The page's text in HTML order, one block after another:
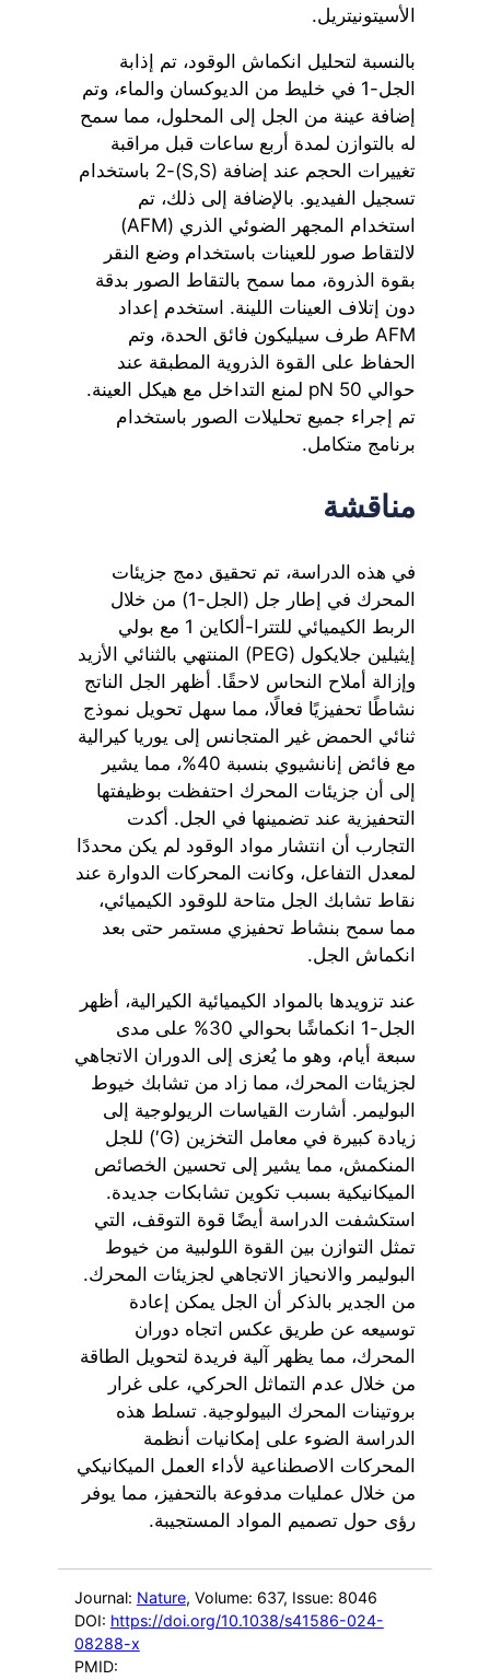
الأسيتونيتريل.
بالنسبة لتحليل انكماش الوقود، تم إذابة
الجل-1 في خليط من الديوكسان والماء، وتم
إضافة عينة من الجل إلى المحلول، مما سمح
له بالتوازن لمدة أربع ساعات قبل مراقبة
تغييرات الحجم عند إضافة (S,S)-2 باستخدام
تسجيل الفيديو. بالإضافة إلى ذلك، تم
استخدام المجهر الضوئي الذري (AFM)
لالتقاط صور للعينات باستخدام وضع النقر
بقوة الذروة، مما سمح بالتقاط الصور بدقة
دون إتلاف العينات اللينة. استخدم إعداد
AFM طرف سيليكون فائق الحدة، وتم
الحفاظ على القوة الذروية المطبقة عند
حوالي 50 pN لمنع التداخل مع هيكل العينة.
تم إجراء جميع تحليلات الصور باستخدام
برنامج متكامل.
مناقشة
في هذه الدراسة، تم تحقيق دمج جزيئات
المحرك في إطار جل (الجل-1) من خلال
الربط الكيميائي للتترا-ألكاين 1 مع بولي
إيثيلين جلايكول (PEG) المنتهي بالثنائي الأزيد
وإزالة أملاح النحاس لاحقًا. أظهر الجل الناتج
نشاطًا تحفيزيًا فعالًا، مما سهل تحويل نموذج
ثنائي الحمض غير المتجانس إلى يوريا كيرالية
مع فائض إنانشيوي بنسبة 40%، مما يشير
إلى أن جزيئات المحرك احتفظت بوظيفتها
التحفيزية عند تضمينها في الجل. أكدت
التجارب أن انتشار مواد الوقود لم يكن محددًا
لمعدل التفاعل، وكانت المحركات الدوارة عند
نقاط تشابك الجل متاحة للوقود الكيميائي،
مما سمح بنشاط تحفيزي مستمر حتى بعد
انكماش الجل.
عند تزويدها بالمواد الكيميائية الكيرالية، أظهر
الجل-1 انكماشًا بحوالي 30% على مدى
سبعة أيام، وهو ما يُعزى إلى الدوران الاتجاهي
لجزيئات المحرك، مما زاد من تشابك خيوط
البوليمر. أشارت القياسات الريولوجية إلى
زيادة كبيرة في معامل التخزين (G′) للجل
المنكمش، مما يشير إلى تحسين الخصائص
الميكانيكية بسبب تكوين تشابكات جديدة.
استكشفت الدراسة أيضًا قوة التوقف، التي
تمثل التوازن بين القوة اللولبية من خيوط
البوليمر والانحياز الاتجاهي لجزيئات المحرك.
من الجدير بالذكر أن الجل يمكن إعادة
توسيعه عن طريق عكس اتجاه دوران
المحرك، مما يظهر آلية فريدة لتحويل الطاقة
من خلال عدم التماثل الحركي، على غرار
بروتينات المحرك البيولوجية. تسلط هذه
الدراسة الضوء على إمكانيات أنظمة
المحركات الاصطناعية لأداء العمل الميكانيكي
من خلال عمليات مدفوعة بالتحفيز، مما يوفر
رؤى حول تصميم المواد المستجيبة.
Journal: Nature, Volume: 637, Issue: 8046
DOI: https://doi.org/10.1038/s41586-024-
08288-x
PMID: